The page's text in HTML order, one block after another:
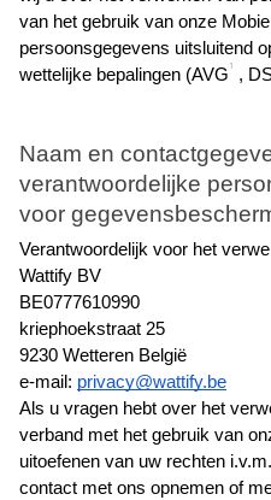
van het gebruik van onze
persoonsgegevens uitsluitend
wettelijke bepalingen (AVG 1 ,
Naam en
verantwoordelijke
voor
Verantwoordelijk voor het
Wattify BV
BE0777610990
kriephoekstraat 25
9230 Wetteren België
e-mail: privacy@wattify.be
Als u vragen hebt over het
verband met het gebruik van
uitoefenen van uw rechten
contact met ons opnemen of